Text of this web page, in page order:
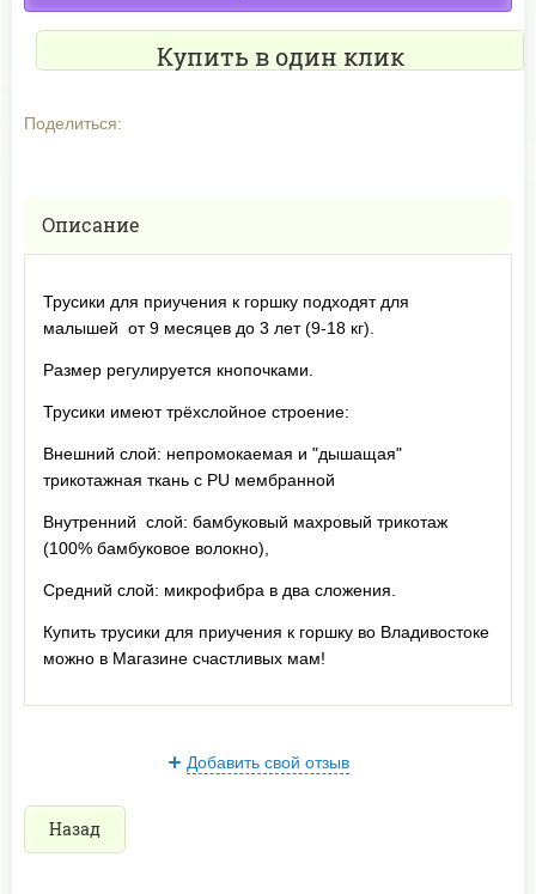
Купить в один клик
Поделиться:
Описание
Трусики для приучения к горшку подходят для
малышей от 9 месяцев до 3 лет (9-18 кг).
Размер регулируется кнопочками.
Трусики имеют трёхслойное строение:
Внешний слой: непромокаемая и "дышащая"
трикотажная ткань с PU мембранной
Внутренний слой: бамбуковый махровый трикотаж
(100% бамбуковое волокно),
Средний слой: микрофибра в два сложения.
Купить трусики для приучения к горшку во Владивостоке
можно в Магазине счастливых мам!
Добавить свой отзыв
Назад